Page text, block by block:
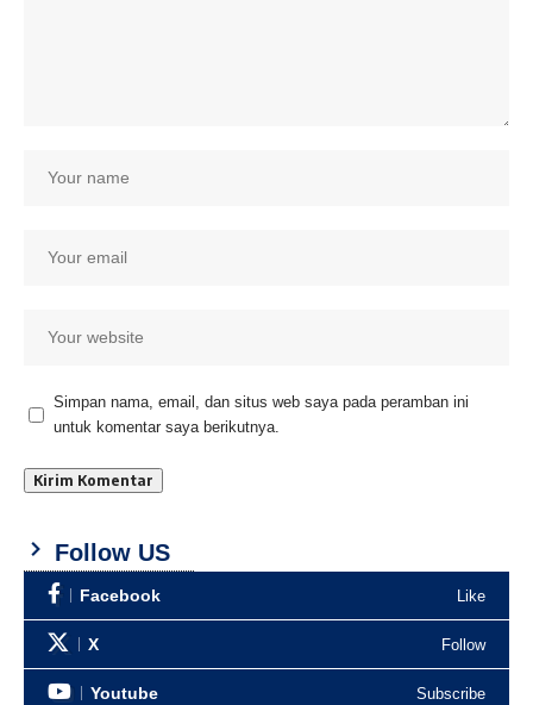
Simpan nama, email, dan situs web saya pada peramban ini
untuk komentar saya berikutnya.
Follow US
Facebook Like
X Follow
Youtube Subscribe